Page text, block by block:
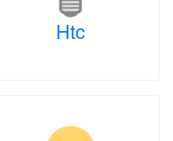
Htc